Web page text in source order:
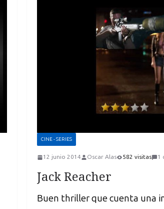
CINE - SERIES
12 junio 2014 Oscar Alas 582 visitas 1
Jack Reacher
Buen thriller que cuenta una